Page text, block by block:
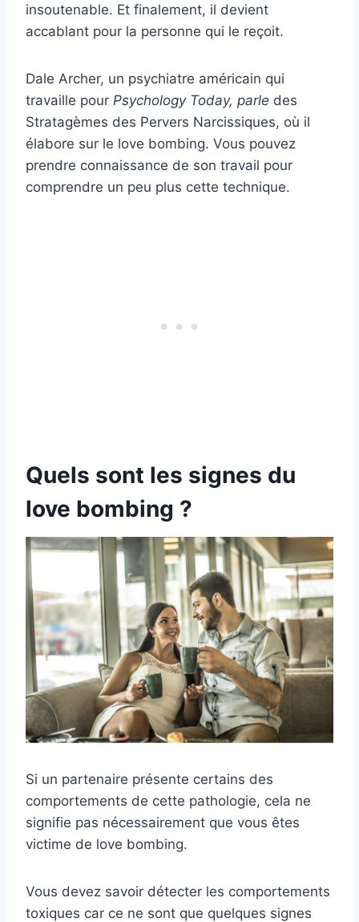
insoutenable. Et finalement, il devient
accablant pour la personne qui le reçoit.
Dale Archer, un psychiatre américain qui
travaille pour Psychology Today, parle des
Stratagèmes des Pervers Narcissiques, où il
élabore sur le love bombing. Vous pouvez
prendre connaissance de son travail pour
comprendre un peu plus cette technique.
Quels sont les signes du
love bombing ?
Si un partenaire présente certains des
comportements de cette pathologie, cela ne
signifie pas nécessairement que vous êtes
victime de love bombing.
Vous devez savoir détecter les comportements
toxiques car ce ne sont que quelques signes